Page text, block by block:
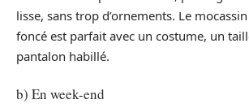
lisse, sans trop d’ornements. Le
foncé est parfait avec un costume, un
pantalon habillé.
b) En week-end